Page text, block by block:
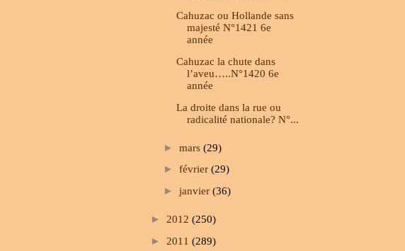
Cahuzac ou Hollande sans
majesté N°1421 6e
année
Cahuzac la chute dans
l’aveu…..N°1420 6e
année
La droite dans la rue ou
radicalité nationale? N°...
► mars (29)
► février (29)
► janvier (36)
► 2012 (250)
► 2011 (289)